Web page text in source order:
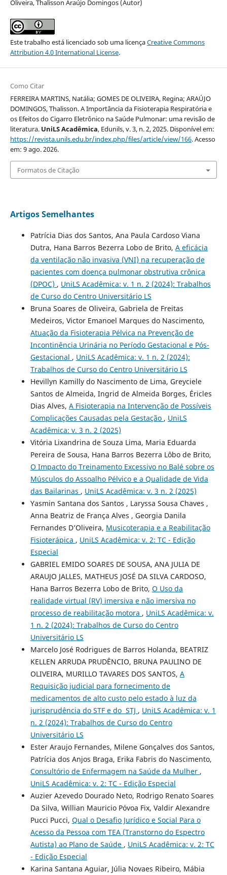
Oliveira, Thalisson Araújo Domingos (Autor)
Este trabalho está licenciado sob uma licençaCreative Commons
Attribution 4.0 International License.
Como Citar
FERREIRA MARTINS, Natália; GOMES DE OLIVEIRA, Regina; ARAÚJO
DOMINGOS, Thalisson. A Importância da Fisioterapia Respiratória e
os Efeitos do Cigarro Eletrônico na Saúde Pulmonar: uma revisão de
literatura. UniLS Acadêmica, Edunils, v. 3, n. 2, 2025. Disponível em:
https://revista.unils.edu.br/index.php/files/article/view/166. Acesso
em: 9 ago. 2026.
Formatos de Citação
Artigos Semelhantes
Patrícia Dias dos Santos, Ana Paula Cardoso Viana
Dutra, Hana Barros Bezerra Lobo de Brito, A eficácia
da ventilação não invasiva (VNI) na recuperação de
pacientes com doença pulmonar obstrutiva crônica
(DPOC) , UniLS Acadêmica: v. 1 n. 2 (2024): Trabalhos
de Curso do Centro Universitário LS
Bruna Soares de Oliveira, Gabriela de Freitas
Medeiros, Victor Emanoel Marques do Nascimento,
Atuação da Fisioterapia Pélvica na Prevenção de
Incontinência Urinária no Período Gestacional e Pós-
Gestacional , UniLS Acadêmica: v. 1 n. 2 (2024):
Trabalhos de Curso do Centro Universitário LS
Hevillyn Kamilly do Nascimento de Lima, Greyciele
Santos de Almeida, Ingrid de Almeida Borges, Éricles
Dias Alves, A Fisioterapia na Intervenção de Possíveis
Complicações Causadas pela Gestação , UniLS
Acadêmica: v. 3 n. 2 (2025)
Vitória Lixandrina de Souza Lima, Maria Eduarda
Pereira de Sousa, Hana Barros Bezerra Lôbo de Brito,
O Impacto do Treinamento Excessivo no Balé sobre os
Músculos do Assoalho Pélvico e a Qualidade de Vida
das Bailarinas , UniLS Acadêmica: v. 3 n. 2 (2025)
Yasmin Santana dos Santos , Laryssa Sousa Chaves ,
Anna Beatriz de França Alves , Georgia Danila
Fernandes D’Oliveira, Musicoterapia e a Reabilitação
Fisioterápica , UniLS Acadêmica: v. 2: TC - Edição
Especial
GABRIEL EMIDO SOARES DE SOUSA, ANA JULIA DE
ARAUJO JALLES, MATHEUS JOSÉ DA SILVA CARDOSO,
Hana Barros Bezerra Lobo de Brito, O Uso da
realidade virtual (RV) imersiva e não imersiva no
processo de reabilitação motora , UniLS Acadêmica: v.
1 n. 2 (2024): Trabalhos de Curso do Centro
Universitário LS
Marcelo José Rodrigues de Barros Holanda, BEATRIZ
KELLEN ARRUDA PRUDÊNCIO, BRUNA PAULINO DE
OLIVEIRA, MURILLO TAVARES DOS SANTOS, A
Requisição judicial para fornecimento de
medicamentos de alto custo pelo estado à luz da
jurisprudência do STF e do STJ , UniLS Acadêmica: v. 1
n. 2 (2024): Trabalhos de Curso do Centro
Universitário LS
Ester Araujo Fernandes, Milene Gonçalves dos Santos,
Patrícia dos Anjos Braga, Erika Fabris do Nascimento,
Consultório de Enfermagem na Saúde da Mulher ,
UniLS Acadêmica: v. 2: TC - Edição Especial
Auzier Azevedo Dourado Neto, Rodrigo Renato Soares
Da Silva, Willian Mauricio Póvoa Fix, Valdir Alexandre
Pucci Pucci, Qual o Desafio Jurídico e Social Para o
Acesso da Pessoa com TEA (Transtorno do Espectro
Autista) ao Plano de Saúde , UniLS Acadêmica: v. 2: TC
- Edição Especial
Karina Santana Aguiar, Júlia Novaes Ribeiro, Mábia